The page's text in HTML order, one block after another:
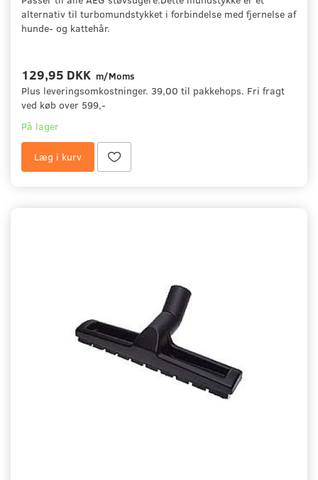
alternativ til turbomundstykket i forbindelse med fjernelse af
hunde- og kattehår.
129,95 DKK m/Moms
Plus leveringsomkostninger. 39,00 til pakkehops. Fri fragt
ved køb over 599,-
På lager
Læg i kurv